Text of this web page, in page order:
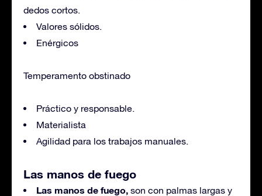
dedos cortos.
Valores sólidos.
Enérgicos
Temperamento obstinado
Práctico y responsable.
Materialista
Agilidad para los trabajos manuales.
Las manos de fuego
Las manos de fuego, son con palmas largas y